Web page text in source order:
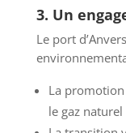
3. Un
Le port
La
le gaz